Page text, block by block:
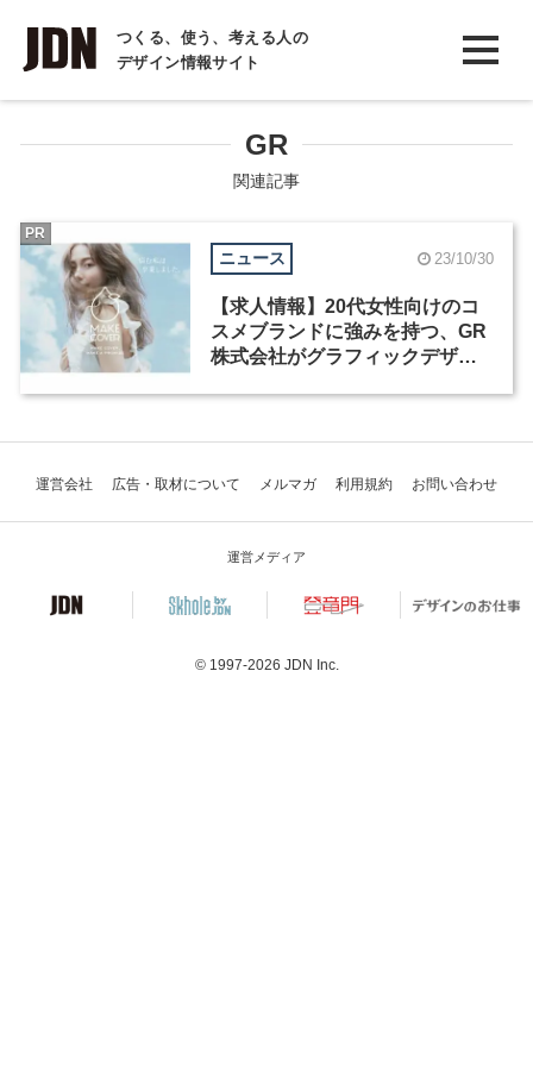
つくる、使う、考える人の
デザイン情報サイト
INTERVIEW
インタビュー
コラム
GR
関連記事
ニュース 23/10/30
【求人情報】20代女性向けのコ
スメブランドに強みを持つ、GR
株式会社がグラフィックデザイ
PR
運営会社 広告・取材について メルマガ 利用規約 お問い合わせ
運営メディア
© 1997-2026 JDN Inc.